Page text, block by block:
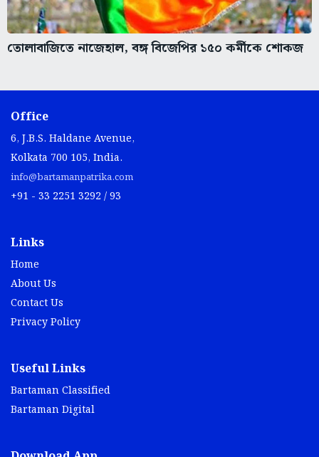
তোলাবাজিতে নাজেহাল, বঙ্গ বিজেপির ১৫০ কর্মীকে শোকজ
Office
6, J.B.S. Haldane Avenue,
Kolkata 700 105, India.
info@bartamanpatrika.com
+91 - 33 2251 3292 / 93
Links
Home
About Us
Contact Us
Privacy Policy
Useful Links
Bartaman Classified
Bartaman Digital